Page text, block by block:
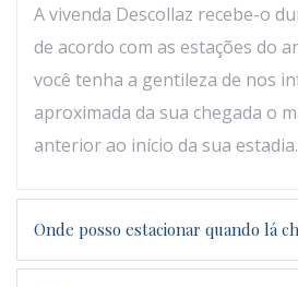
A vivenda Descollaz recebe-o
de acordo com as estações do
você tenha a gentileza de nos
aproximada da sua chegada o
anterior ao início da sua estadia.
Onde posso estacionar quando lá